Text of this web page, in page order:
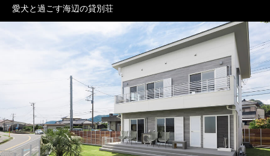
愛犬と過ごす海辺の貸別荘